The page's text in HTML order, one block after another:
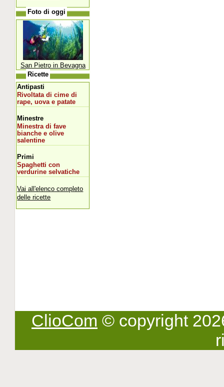
Foto di oggi
San Pietro in Bevagna
Ricette
Antipasti
Rivoltata di cime di
rape, uova e patate
Minestre
Minestra di fave
bianche e olive
salentine
Primi
Spaghetti con
verdurine selvatiche
Vai all'elenco completo
delle ricette
ClioCom © copyright